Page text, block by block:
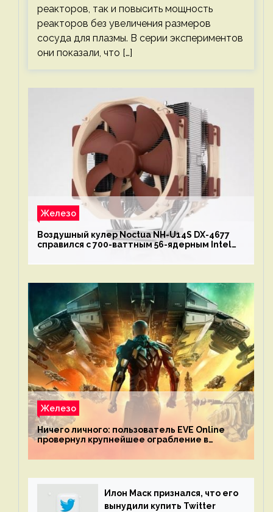
реакторов, так и повысить мощность
реакторов без увеличения размеров
сосуда для плазмы. В серии экспериментов
они показали, что […]
Железо
Воздушный кулер Noctua NH-U14S DX-4677
справился с 700-ваттным 56-ядерным Intel
Железо
Ничего личного: пользователь EVE Online
провернул крупнейшее ограбление в
механике
Илон Маск признался, что его
вынудили купить Twitter